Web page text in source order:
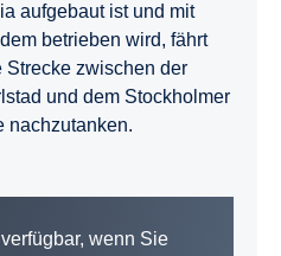
aufgebaut ist und mit
betrieben wird, fährt
zwischen der
und dem Stockholmer
nachzutanken.
wenn Sie